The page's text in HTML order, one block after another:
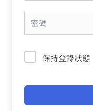
保持登錄狀態